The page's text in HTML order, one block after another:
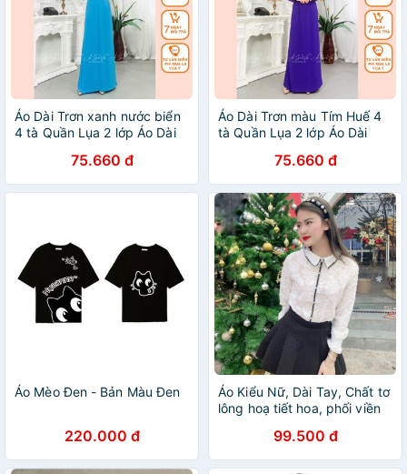
Áo Dài Trơn xanh nước biển
4 tà Quần Lụa 2 lớp Áo Dài
Chất Lượng75.660 đ
Áo Dài Trơn màu Tím Huế 4
tà Quần Lụa 2 lớp Áo Dài
Chất Lượng75.660 đ
Áo Mèo Đen - Bản Màu Đen
220.000 đ
Áo Kiểu Nữ, Dài Tay, Chất tơ
lông hoạ tiết hoa, phối viền
99.500 đ